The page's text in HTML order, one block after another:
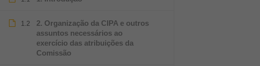
1.2
2. Organização da CIPA e outros
assuntos necessários ao
exercício das atribuições da
Comissão